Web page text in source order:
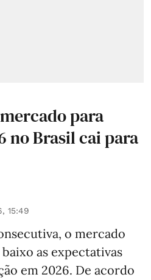
para
no Brasil cai para
15:49
o mercado
as expectativas
em 2026. De acordo